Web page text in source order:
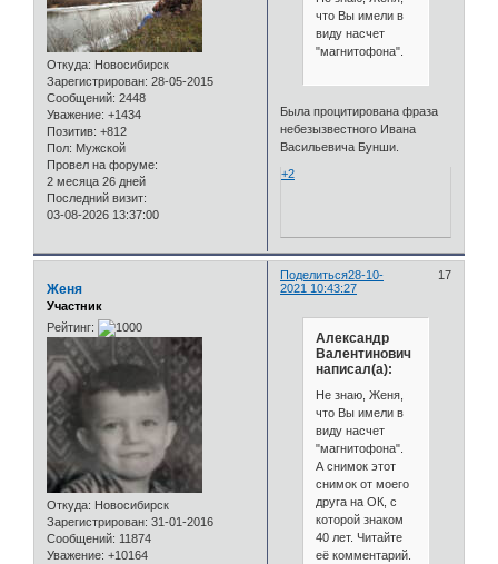
Откуда: Новосибирск
Зарегистрирован: 28-05-2015
Сообщений: 2448
Уважение: +1434
Позитив: +812
Пол: Мужской
Провел на форуме:
2 месяца 26 дней
Последний визит:
03-08-2026 13:37:00
что Вы имели в
виду насчет
"магнитофона".
Была процитирована фраза
небезызвестного Ивана
Васильевича Бунши.
+2
Поделиться 17
28-10-
2021 10:43:27
Женя
Участник
Рейтинг:
Откуда: Новосибирск
Зарегистрирован: 31-01-2016
Сообщений: 11874
Уважение: +10164
Александр
Валентинович
написал(а):
Не знаю, Женя,
что Вы имели в
виду насчет
"магнитофона".
А снимок этот
снимок от моего
друга на ОК, с
которой знаком
40 лет. Читайте
её комментарий.